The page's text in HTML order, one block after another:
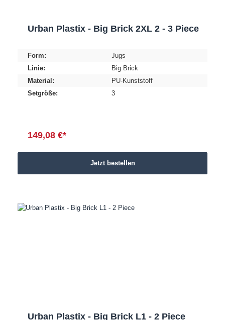
Urban Plastix - Big Brick 2XL 2 - 3 Piece
Form:
Jugs
Linie:
Big Brick
Material:
PU-Kunststoff
Setgröße:
3
149,08 €*
Jetzt bestellen
Urban Plastix - Big Brick L1 - 2 Piece